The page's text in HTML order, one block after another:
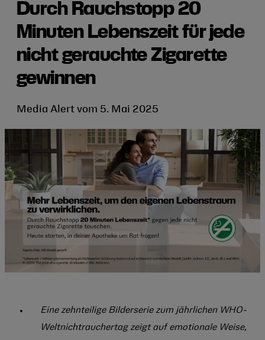
Durch Rauchstopp 20
Minuten Lebenszeit für jede
nicht gerauchte Zigarette
gewinnen
Media Alert vom 5. Mai 2025
Eine zehnteilige Bilderserie zum jährlichen WHO-
Weltnichtrauchertag zeigt auf emotionale Weise,